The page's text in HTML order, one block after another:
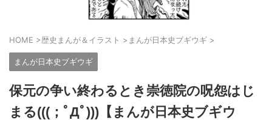
HOME >歴史まんが＆イラスト > まんが日本史ブギウギ >
まんが日本史ブギウギ
保元の争い終わるとき崇徳院の呪怨はじ
まる(((；ﾟДﾟ)))【まんが日本史ブギウ